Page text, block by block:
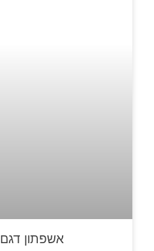
אשפתון דגם 407